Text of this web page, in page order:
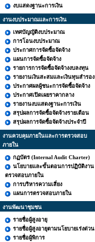
งบแสดงฐานะการเงิน
งานงบประมาณและการเงิน
เทศบัญญัติงบประมาณ
การโอนงบประมาณ
ประกาศการจัดซื้อจัดจ้าง
แผนการจัดซื้อจัดจ้าง
รายการการจัดซื้อจัดจ้างงบลงทุน
รายงานเงินสะสมและเงินทุนสำรอง
ประกาศผลผู้ชนะการจัดซื้อจัดจ้าง
ประกาศเปิดเผยราคากลาง
รายงานงบแสดงฐานะการเงิน
สรุปผลการจัดซื้อจัดจ้างรายเดือน
สรุปผลการจัดซื้อจัดจ้างประจำปี
งานควบคุมภายในและการตรวจสอบ
ภายใน
กฏบัตร (Internal Audit Charter)
นโยบายและขั้นตอนการปฏิบัติงาน
ตรวจสอบภายใน
การบริหารความเสี่ยง
แผนการตรวจสอบภายใน
งานพัฒนาชุมชน
รายชื่อผู้สูงอายุ
รายชื่อผู้สูงอายุตามนโยบายเร่งด่วน
รายชื่อผู้พิการ